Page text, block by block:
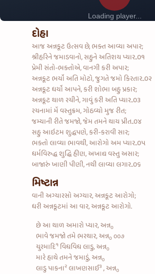
દોહા
આજ અન્નકૂટ ઉત્સવ છે, ભક્ત આવ્યા અપાર;
શ્રીહરિને જમાડવાનો, સહુને અતિશય પ્યાર..૦૧
પ્રેમી સંતો-ભક્તોએ, વાનગી કરી અપાર;
અન્નકૂટ ભર્યો અતિ મોટો, જુગતે જમો કિરતાર..૦૨
અન્નકૂટ ધર્યો આપને, કરી શોભા બહુ પ્રકાર;
અન્નકૂટ થાળ રચીને, ગાવું કરી અતિ પ્યાર..૦૩
રચનામાં મેં વસ્તુક્રમ, ગોઠવ્યો મુજ રીત;
જમ્યાની રીતે જમજો, જેમ તમને થાય પ્રીત..૦૪
સહુ આઇટમ શુદ્ધપણે, કરી-કરાવી સાર;
ભક્તો લાવ્યા ભાવથી, આરોગો અમ પ્યાર..૦૫
ધર્મવિરુદ્ધ શુદ્ધિ હીણ, અખાદ્ય વસ્તુ અસાર;
બાજારું ખાણી પીણી, નથી લાવ્યા લગાર..૦૬
મિષ્ટાન્ન
વાની અગ્યારસો અગ્યાર, અન્નકૂટ આરોગો;
ધરી અન્નકૂટમાં આ વાર, અન્નકૂટ આરોગો.
છે આ થાળ અમારો પ્યાર, અન્ન૦
ભાવે જમજો તમે ભરથાર, અન્ન૦ ૦૦૭
ચુરમાદિ૧ વિધવિધ લાડુ, અન્ન૦
મારે હાથે તમને જમાડું, અન્ન૦
લાડુ પાકના૨ લાખણસાઈ૩ , અન્ન૦
Loading player...